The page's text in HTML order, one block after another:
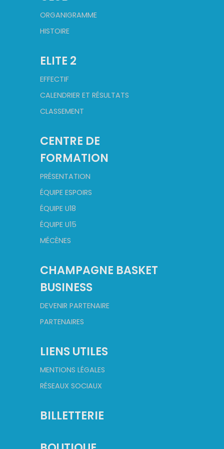
ORGANIGRAMME
HISTOIRE
ELITE 2
EFFECTIF
CALENDRIER ET RÉSULTATS
CLASSEMENT
CENTRE DE
FORMATION
PRÉSENTATION
ÉQUIPE ESPOIRS
ÉQUIPE U18
ÉQUIPE U15
MÉCÈNES
CHAMPAGNE BASKET
BUSINESS
DEVENIR PARTENAIRE
PARTENAIRES
LIENS UTILES
MENTIONS LÉGALES
RÉSEAUX SOCIAUX
BILLETTERIE